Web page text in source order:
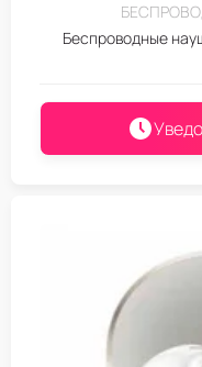
Беспроводные